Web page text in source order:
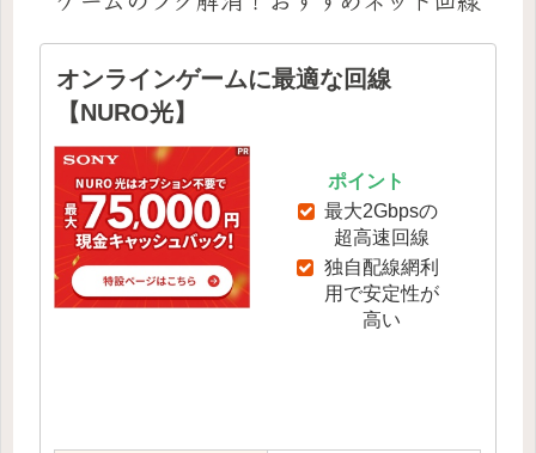
オンラインゲームに最適な回線
【NURO光】
ポイント
最大2Gbpsの
超高速回線
独自配線網利
用で安定性が
高い